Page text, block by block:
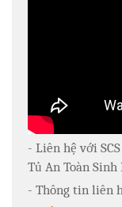
- Liên hệ với
Tủ An Toàn Sinh
- Thông tin liên